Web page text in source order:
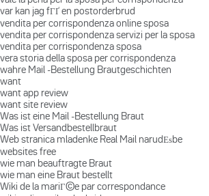
var kan jag fГҐ en postorderbrud
vendita per corrispondenza online sposa
vendita per corrispondenza servizi per la sposa
vendita per corrispondenza sposa
vera storia della sposa per corrispondenza
wahre Mail -Bestellung Brautgeschichten
want
want app review
want site review
Was ist eine Mail -Bestellung Braut
Was ist Versandbestellbraut
Web stranica mladenke Real Mail narudЕѕbe
websites free
wie man beauftragte Braut
wie man eine Braut bestellt
Wiki de la mariГ©e par correspondance